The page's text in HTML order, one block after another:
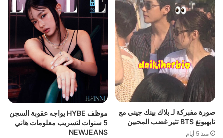
صورة مفبركة لـ بلاك بينك جيني مع
تايهيونغ BTS تثير غضب المحبين
منذ 5 أيام
موظف HYBE يواجه عقوبة السجن
5 سنوات لتسريب معلومات هاني
NEWJEANS